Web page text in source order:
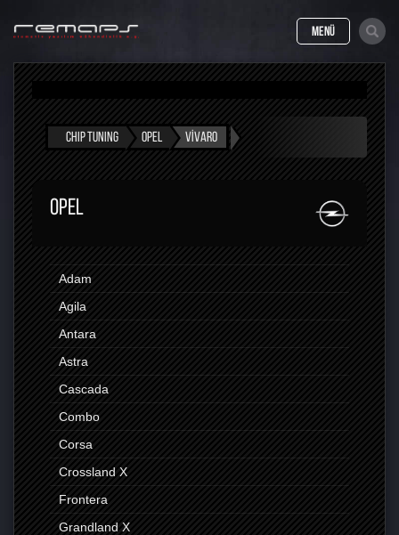
MENÜ
CHIP TUNING OPEL VIVARO
OPEL
Adam
Agila
Antara
Astra
Cascada
Combo
Corsa
Crossland X
Frontera
Grandland X